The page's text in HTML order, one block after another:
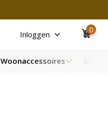
Inloggen 0
Woonaccessoires SALE